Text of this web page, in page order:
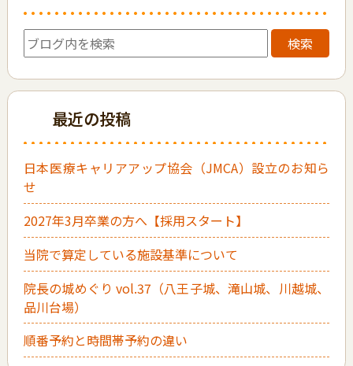
検索
最近の投稿
日本医療キャリアアップ協会（JMCA）設立のお知ら
せ
2027年3月卒業の方へ【採用スタート】
当院で算定している施設基準について
院長の城めぐり vol.37（八王子城、滝山城、川越城、
品川台場）
順番予約と時間帯予約の違い